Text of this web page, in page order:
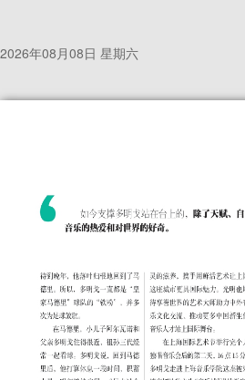
2026年08月08日 星期六